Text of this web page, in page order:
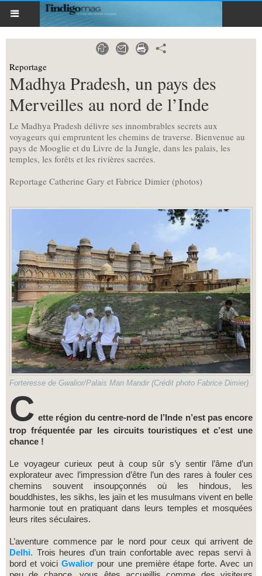
Reportage
Madhya Pradesh, un pays des
Merveilles au nord de l’Inde
Le Madhya Pradesh délivre ses innombrables secrets aux
voyageurs qui empruntent les chemins de traverse. Bienvenue au
pays de Mooglie et du Livre de la Jungle, dans les palais, les
temples, les forêts et les rivières sacrées.
Reportage Catherine Gary et Fabrice Dimier (photos)
Forteresse de Gwalior/Palais Man Mandir (Crédit photo Fabrice Dimier)
C ette région du centre-nord de l’Inde n’est pas encore
trop fréquentée par les circuits touristiques et c’est une
chance !
Le voyageur curieux peut à coup sûr s’y sentir l’âme d’un
explorateur avec l’impression d’être l’un des rares à fouler ces
chemins souvent insoupçonnés où les hindous, les
bouddhistes, les sikhs, les jaïn et les musulmans vivent en belle
harmonie tout en pratiquant dans leurs temples et mosquées
leurs rites séculaires.
L’aventure commence par le nord pour ceux qui arrivent de
Delhi. Trois heures d’un train confortable avec repas servi à
bord et voiciGwalior pour une première étape forte. Avec un